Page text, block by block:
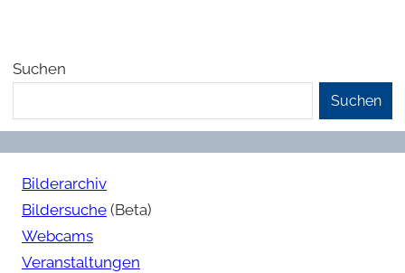
Suchen
Suchen
Bilderarchiv
Bildersuche (Beta)
Webcams
Veranstaltungen